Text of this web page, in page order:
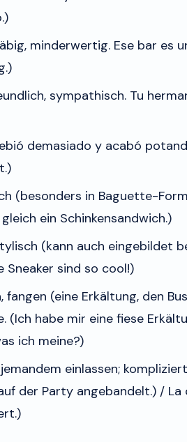
minderwertig. Ese bar es
sympathisch. Tu
demasiado y acabó
(besonders in Baguette-
ein Schinkensandwich.)
(kann auch eingebildet
Sneaker sind so cool!)
fangen (eine Erkältung, den
(Ich habe mir eine fiese
ich meine?)
einlassen;
der Party angebandelt.) / La